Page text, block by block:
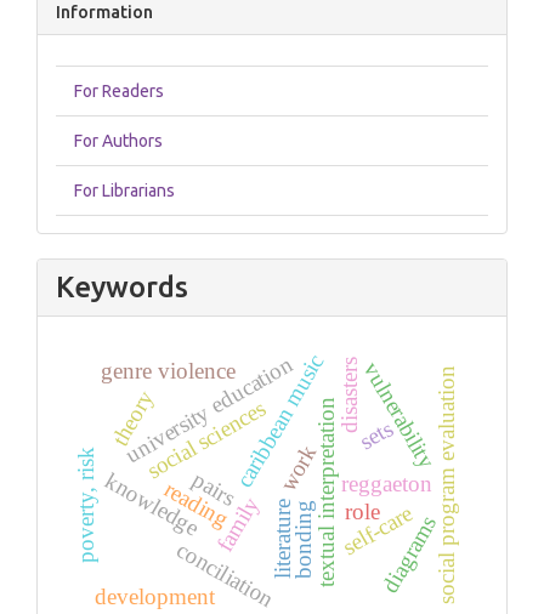
Information
For Readers
For Authors
For Librarians
Keywords
literature
social sciences
reading textual interpretation
university education
knowledge
conciliation
self-care
family
work
role
reggaeton
caribbean music
genre violence
development
disasters
poverty, risk
vulnerabilitysocial program evaluation
theory sets
pairs
diagrams
bonding